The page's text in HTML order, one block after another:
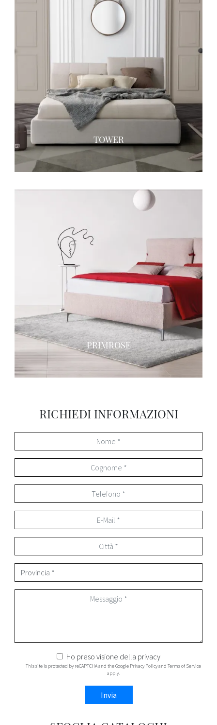
TOWER
PRIMROSE
RICHIEDI INFORMAZIONI
Ho preso visione della privacy
This site is protected by reCAPTCHA and the Google Privacy Policyand Terms of Service
apply.
Invia